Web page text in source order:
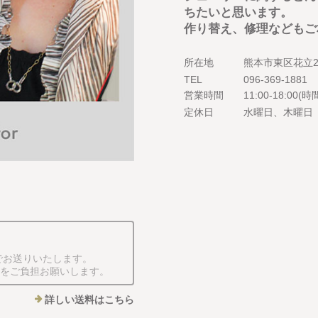
送りいたします。
ご負担お願いします。
詳しい送料はこちら
ちたいと思います。
作り替え、修理なども
所在地
熊本市東区花立
TEL
096-369-1881
営業時間
11:00-18:00(時
定休日
水曜日、木曜